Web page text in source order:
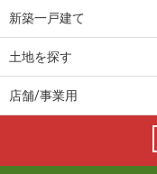
新築一戸建て
土地を探す
店舗/事業用